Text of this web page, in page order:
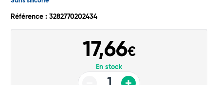
Commander
Référence : 3282770202434
17,66€
En stock